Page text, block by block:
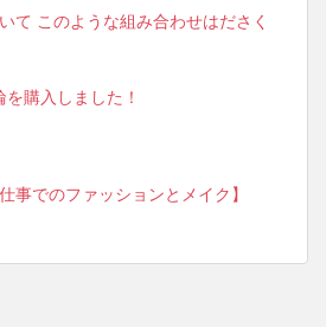
て このような組み合わせはださく
購入しました！
事でのファッションとメイク】